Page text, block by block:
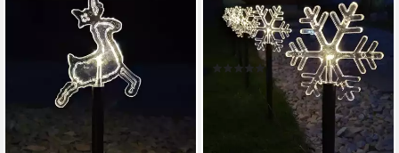
Gartenstecker (Set, 5-St., 5-
teilig) Schneeflocken 22cm
Timer 1,6m Batteriebetrieb
(2)
lieferbar - in 3-4 Werktagen bei dir